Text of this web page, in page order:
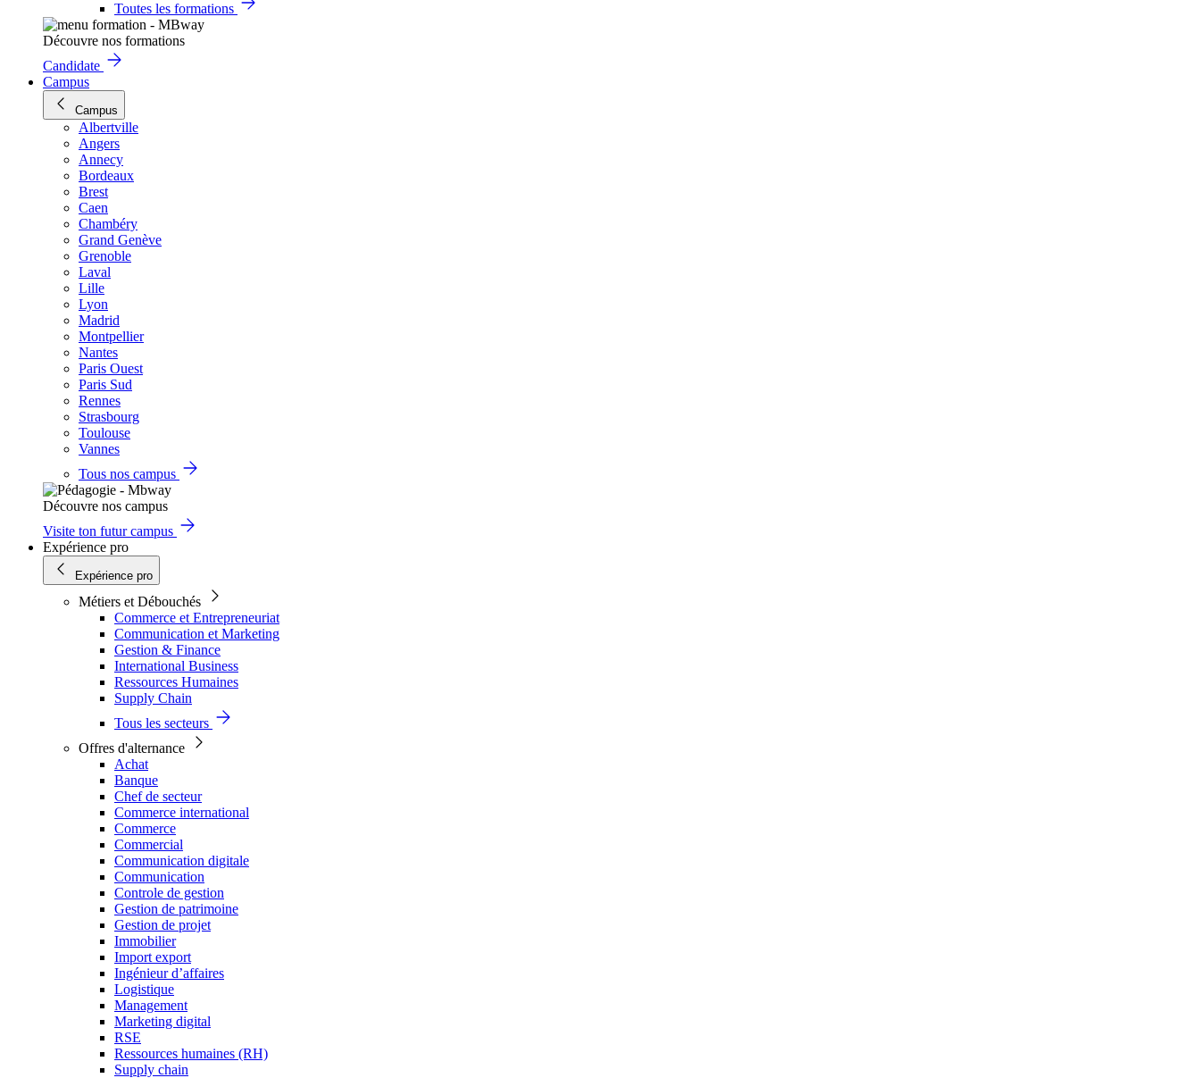
Toutes les formations
Découvre nos formations
Candidate
Campus
Campus
Albertville
Angers
Annecy
Bordeaux
Brest
Caen
Chambéry
Grand Genève
Grenoble
Laval
Lille
Lyon
Madrid
Montpellier
Nantes
Paris Ouest
Paris Sud
Rennes
Strasbourg
Toulouse
Vannes
Tous nos campus
Découvre nos campus
Visite ton futur campus
Expérience pro
Expérience pro
Métiers et Débouchés
Commerce et Entrepreneuriat
Communication et Marketing
Gestion & Finance
International Business
Ressources Humaines
Supply Chain
Tous les secteurs
Offres d'alternance
Achat
Banque
Chef de secteur
Commerce international
Commerce
Commercial
Communication digitale
Communication
Controle de gestion
Gestion de patrimoine
Gestion de projet
Immobilier
Import export
Ingénieur d’affaires
Logistique
Management
Marketing digital
RSE
Ressources humaines (RH)
Supply chain